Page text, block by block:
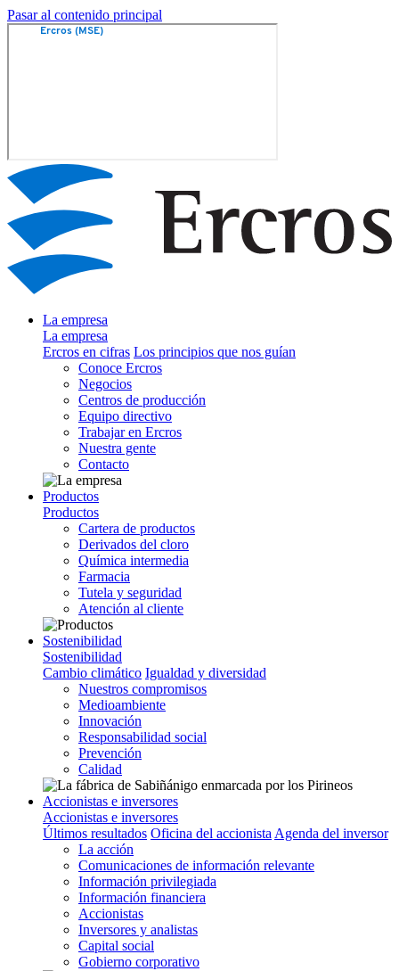
Pasar al contenido principal
La empresa
La empresa
Ercros en cifras Los principios que nos guían
Conoce Ercros
Negocios
Centros de producción
Equipo directivo
Trabajar en Ercros
Nuestra gente
Contacto
Productos
Productos
Cartera de productos
Derivados del cloro
Química intermedia
Farmacia
Tutela y seguridad
Atención al cliente
Sostenibilidad
Sostenibilidad
Cambio climático Igualdad y diversidad
Nuestros compromisos
Medioambiente
Innovación
Responsabilidad social
Prevención
Calidad
Accionistas e inversores
Accionistas e inversores
Últimos resultados Oficina del accionista Agenda del inversor
La acción
Comunicaciones de información relevante
Información privilegiada
Información financiera
Accionistas
Inversores y analistas
Capital social
Gobierno corporativo